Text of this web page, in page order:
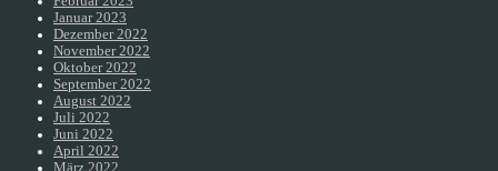
Januar 2023
Dezember 2022
November 2022
Oktober 2022
September 2022
August 2022
Juli 2022
Juni 2022
April 2022